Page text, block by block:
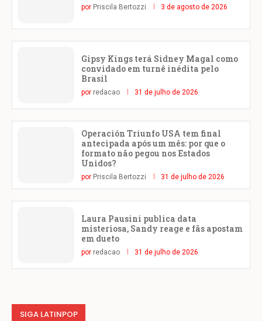
por Priscila Bertozzi 3 de agosto de 2026
Gipsy Kings terá Sidney Magal como
convidado em turnê inédita pelo
Brasil
por redacao 31 de julho de 2026
Operación Triunfo USA tem final
antecipada após um mês: por que o
formato não pegou nos Estados
Unidos?
por Priscila Bertozzi 31 de julho de 2026
Laura Pausini publica data
misteriosa, Sandy reage e fãs apostam
em dueto
por redacao 31 de julho de 2026
SIGA LATINPOP